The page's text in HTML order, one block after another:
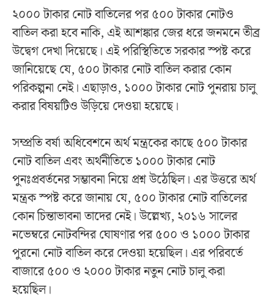
২০০০ টাকার নোট বাতিলের পর ৫০০ টাকার নোটও
বাতিল করা হবে নাকি, এই আশঙ্কার জের ধরে জনমনে তীব্র
উদ্বেগ দেখা দিয়েছে। এই পরিস্থিতিতে সরকার স্পষ্ট করে
জানিয়েছে যে, ৫০০ টাকার নোট বাতিল করার কোন
পরিকল্পনা নেই। এছাড়াও, ১০০০ টাকার নোট পুনরায় চালু
করার বিষয়টিও উড়িয়ে দেওয়া হয়েছে।
সম্প্রতি বর্ষা অধিবেশনে অর্থ মন্ত্রকের কাছে ৫০০ টাকার
নোট বাতিল এবং অর্থনীতিতে ১০০০ টাকার নোট
পুনঃপ্রবর্তনের সম্ভাবনা নিয়ে প্রশ্ন উঠেছিল। এর উত্তরে অর্থ
মন্ত্রক স্পষ্ট করে জানায় যে, ৫০০ টাকার নোট বাতিলের
কোন চিন্তাভাবনা তাদের নেই। উল্লেখ্য, ২০১৬ সালের
নভেম্বরে নোটবন্দির ঘোষণার পর ৫০০ ও ১০০০ টাকার
পুরনো নোট বাতিল করে দেওয়া হয়েছিল। এর পরিবর্তে
বাজারে ৫০০ ও ২০০০ টাকার নতুন নোট চালু করা
হয়েছিল।